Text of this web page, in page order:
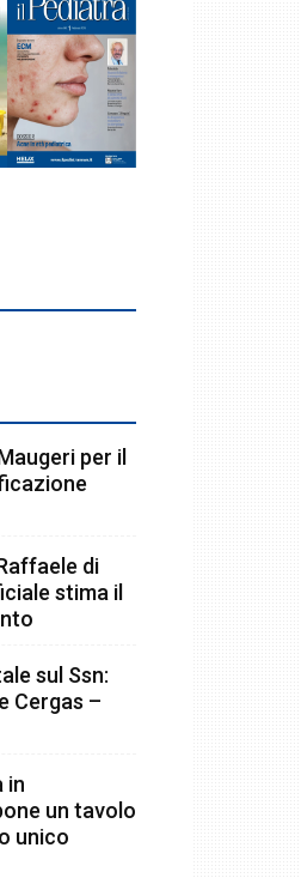
per il
di
stima il
sul Ssn:
Cergas –
in
un tavolo
unico